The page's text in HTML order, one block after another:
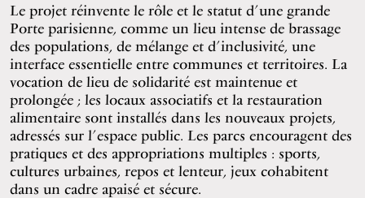
Le projet réinvente le rôle et le statut d’une grande
Porte parisienne, comme un lieu intense de brassage
des populations, de mélange et d’inclusivité, une
interface essentielle entre communes et territoires. La
vocation de lieu de solidarité est maintenue et
prolongée ; les locaux associatifs et la restauration
alimentaire sont installés dans les nouveaux projets,
adressés sur l’espace public. Les parcs encouragent des
pratiques et des appropriations multiples : sports,
cultures urbaines, repos et lenteur, jeux cohabitent
dans un cadre apaisé et sécure.